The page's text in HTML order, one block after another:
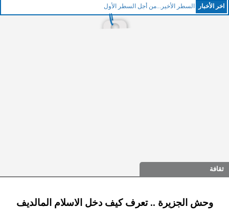
اخر اﻷخبار ال
ثقافة
وحش الجزيرة .. تعرف كيف دخل الاسلام المالديف